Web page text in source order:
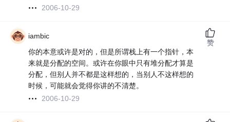
2006-10-29
iambic
你的本意或许是对的，但是所谓栈上有一个指针，本
来就是分配的空间。或许在你眼中只有堆分配才算是
分配，但别人并不都是这样想的，当别人不这样想的
时候，可能就会觉得你讲的不清楚。
2006-10-29
赞